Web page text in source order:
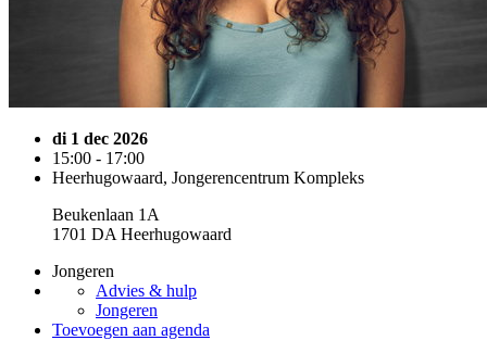
di 1 dec 2026
15:00 - 17:00
Heerhugowaard, Jongerencentrum Kompleks
Beukenlaan 1A
1701 DA Heerhugowaard
Jongeren
Advies & hulp
Jongeren
Toevoegen aan agenda